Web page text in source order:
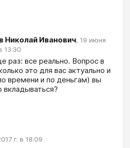
Николай Иванович, 19 июня
13:30
раз: все реально. Вопрос в
это для вас актуально и
времени и по деньгам) вы
вкладываться?
г. в 18:09